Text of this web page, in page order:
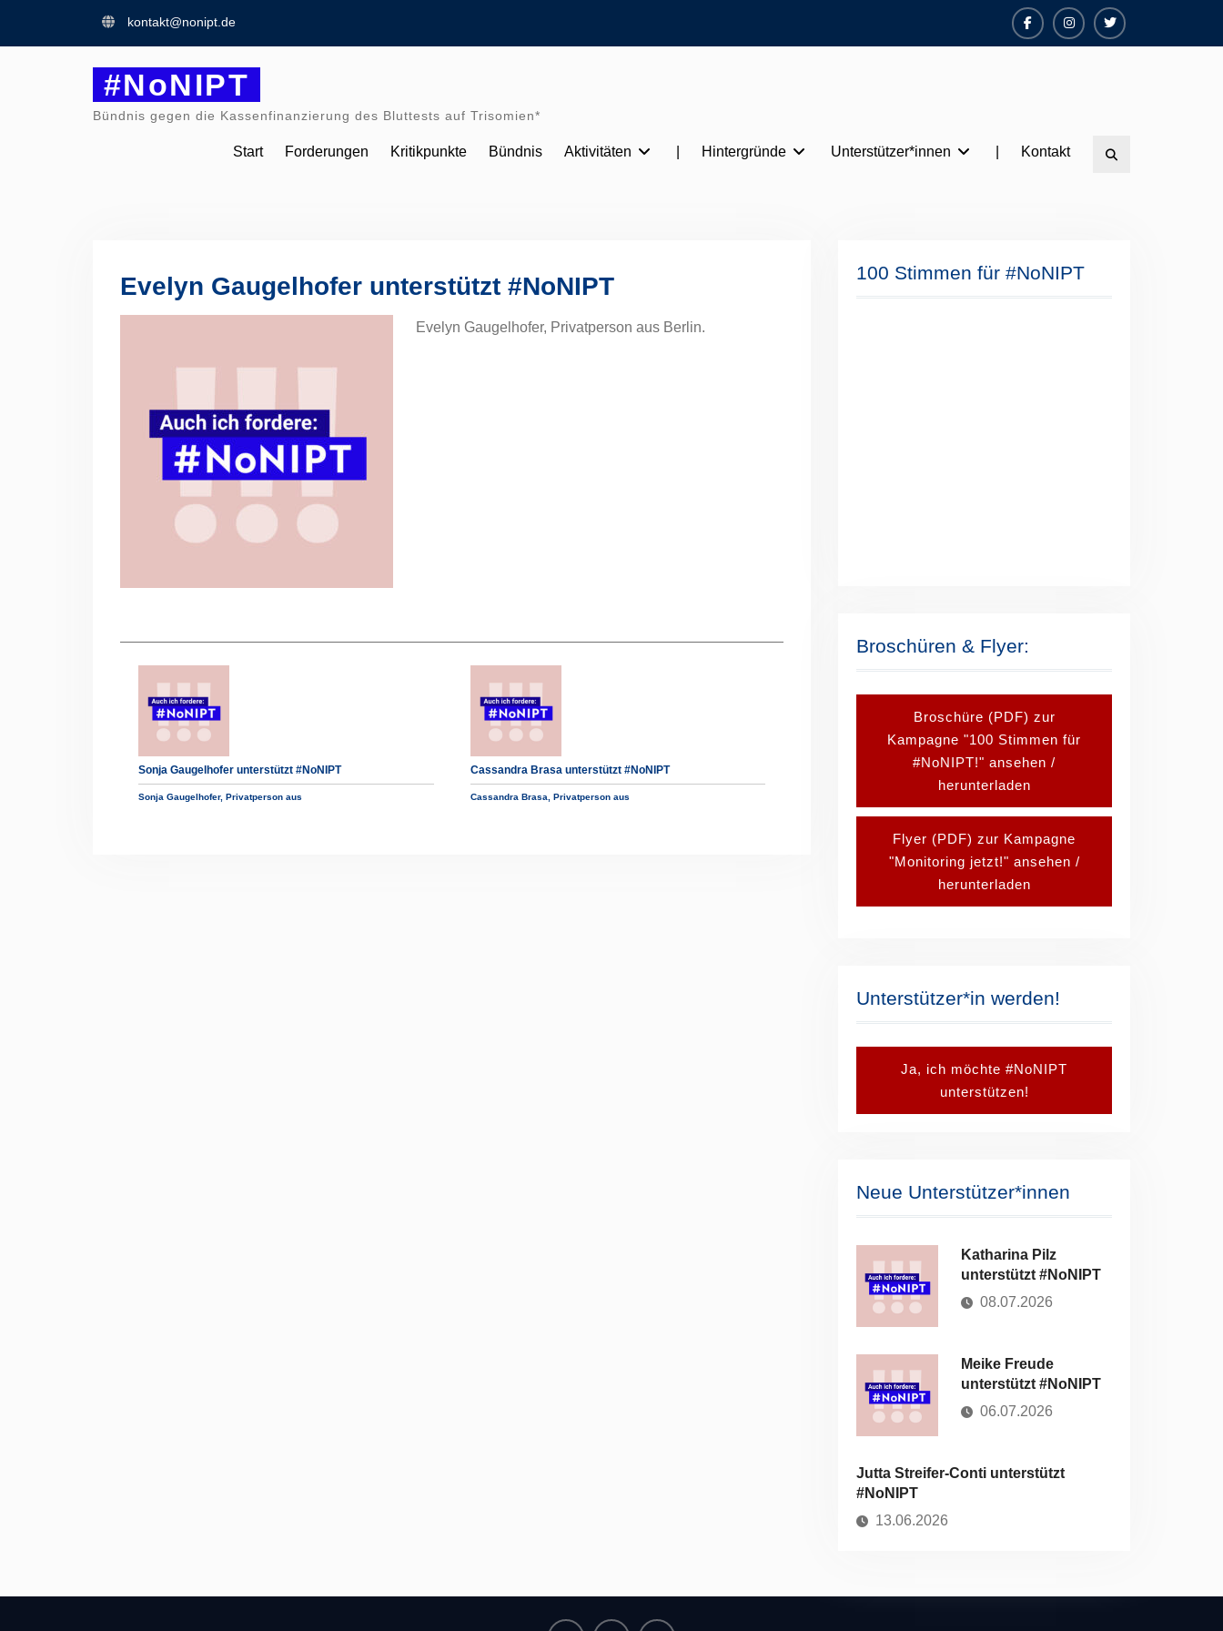
kontakt@nonipt.de
FacebookInstagram
Twitter
#NoNIPT
Bündnis gegen die Kassenfinanzierung des Bluttests auf Trisomien*
Start Forderungen Kritikpunkte Bündnis Aktivitäten Hintergründe Unterstützer*innen Kontakt
Evelyn Gaugelhofer unterstützt #NoNIPT
Evelyn Gaugelhofer, Privatperson aus Berlin.
Sonja Gaugelhofer unterstützt #NoNIPT
Sonja Gaugelhofer, Privatperson aus
Cassandra Brasa unterstützt #NoNIPT
Cassandra Brasa, Privatperson aus
100 Stimmen für #NoNIPT
Broschüren & Flyer:
Broschüre (PDF) zur
Kampagne "100 Stimmen für
#NoNIPT!" ansehen /
herunterladen
Flyer (PDF) zur Kampagne
"Monitoring jetzt!" ansehen /
herunterladen
Unterstützer*in werden!
Ja, ich möchte #NoNIPT
unterstützen!
Neue Unterstützer*innen
Katharina Pilz
unterstützt #NoNIPT
08.07.2026
Meike Freude
unterstützt #NoNIPT
06.07.2026
Jutta Streifer-Conti unterstützt
#NoNIPT
13.06.2026